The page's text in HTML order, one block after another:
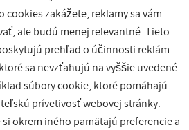
cookies zakážete, reklamy sa vám
ale budú menej relevantné. Tieto
prehľad o účinnosti reklám.
sa nevzťahujú na vyššie uvedené
súbory cookie, ktoré pomáhajú
prívetivosť webovej stránky.
okrem iného pamätajú preferencie a